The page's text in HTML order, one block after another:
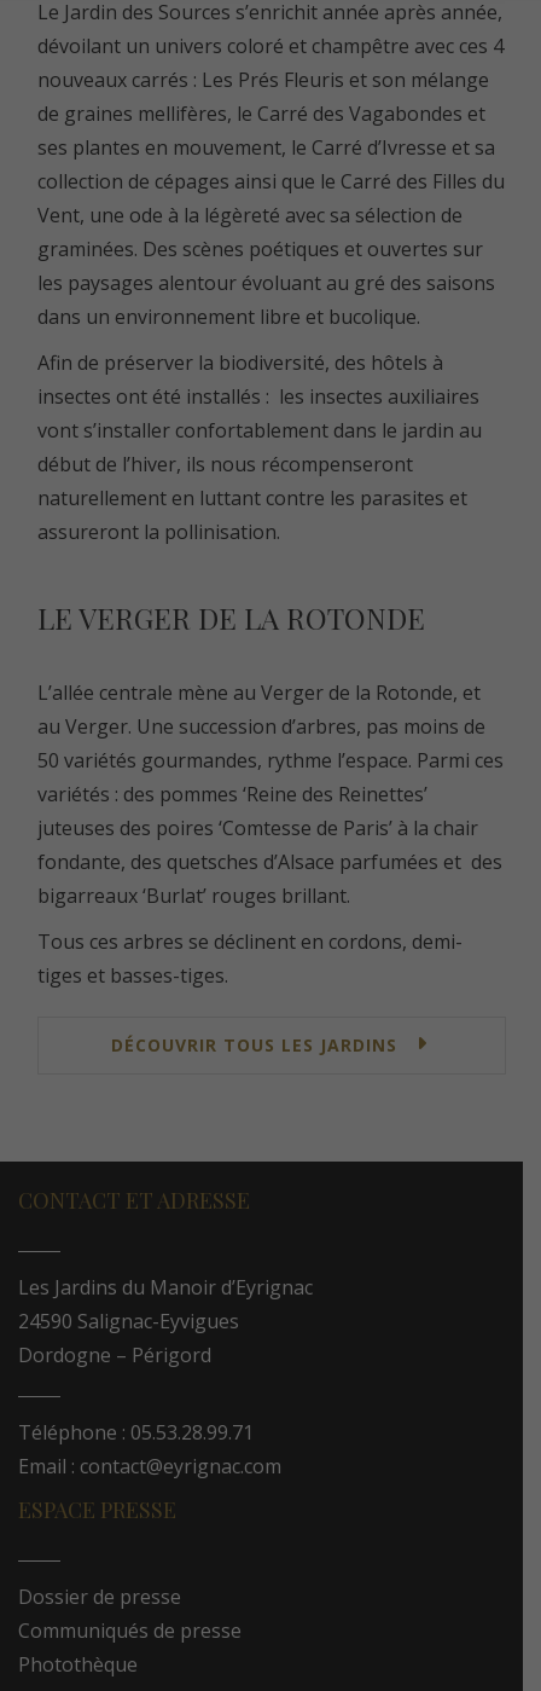
Le Jardin des Sources s’enrichit année après année,
dévoilant un univers coloré et champêtre avec ces 4
nouveaux carrés : Les Prés Fleuris et son mélange
de graines mellifères, le Carré des Vagabondes et
ses plantes en mouvement, le Carré d’Ivresse et sa
collection de cépages ainsi que le Carré des Filles du
Vent, une ode à la légèreté avec sa sélection de
graminées. Des scènes poétiques et ouvertes sur
les paysages alentour évoluant au gré des saisons
dans un environnement libre et bucolique.
Afin de préserver la biodiversité, des hôtels à
insectes ont été installés : les insectes auxiliaires
vont s’installer confortablement dans le jardin au
début de l’hiver, ils nous récompenseront
naturellement en luttant contre les parasites et
assureront la pollinisation.
LE VERGER DE LA ROTONDE
L’allée centrale mène au Verger de la Rotonde, et
au Verger. Une succession d’arbres, pas moins de
50 variétés gourmandes, rythme l’espace. Parmi ces
variétés : des pommes ‘Reine des Reinettes’
juteuses des poires ‘Comtesse de Paris’ à la chair
fondante, des quetsches d’Alsace parfumées et des
bigarreaux ‘Burlat’ rouges brillant.
Tous ces arbres se déclinent en cordons, demi-
tiges et basses-tiges.
DÉCOUVRIR TOUS LES JARDINS
CONTACT ET ADRESSE
Les Jardins du Manoir d’Eyrignac
24590 Salignac-Eyvigues
Dordogne – Périgord
Téléphone : 05.53.28.99.71
Email : contact@eyrignac.com
ESPACE PRESSE
Dossier de presse
Communiqués de presse
Photothèque